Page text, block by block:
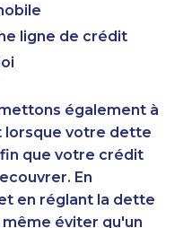
ligne de crédit
également à
lorsque votre dette
que votre crédit
En
en réglant la dette
éviter qu'un